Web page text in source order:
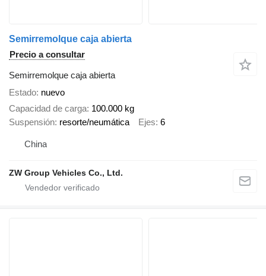
Semirremolque caja abierta
Precio a consultar
Semirremolque caja abierta
Estado nuevo
Capacidad de carga 100.000 kg
Suspensión resorte/neumática Ejes 6
China
ZW Group Vehicles Co., Ltd.